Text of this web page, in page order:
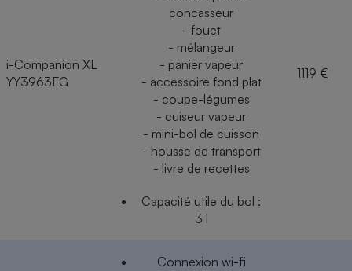
i-Companion XL
YY3963FG
concasseur
- fouet
- mélangeur
- panier vapeur
- accessoire fond plat
- coupe-légumes
- cuiseur vapeur
- mini-bol de cuisson
- housse de transport
- livre de recettes
Capacité utile du bol :
3 l
1119 €
Connexion wi-fi